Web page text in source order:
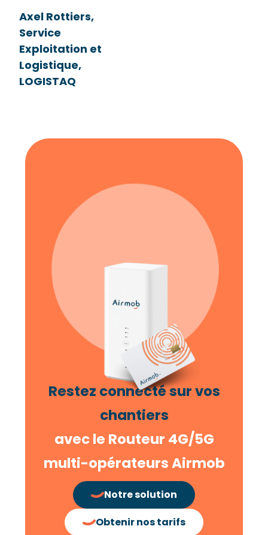
Axel Rottiers,
Service
Exploitation et
Logistique,
LOGISTAQ
Restez connecté sur vos
chantiers
avec le Routeur 4G/5G
multi-opérateurs Airmob
Notre solution
Obtenir nos tarifs